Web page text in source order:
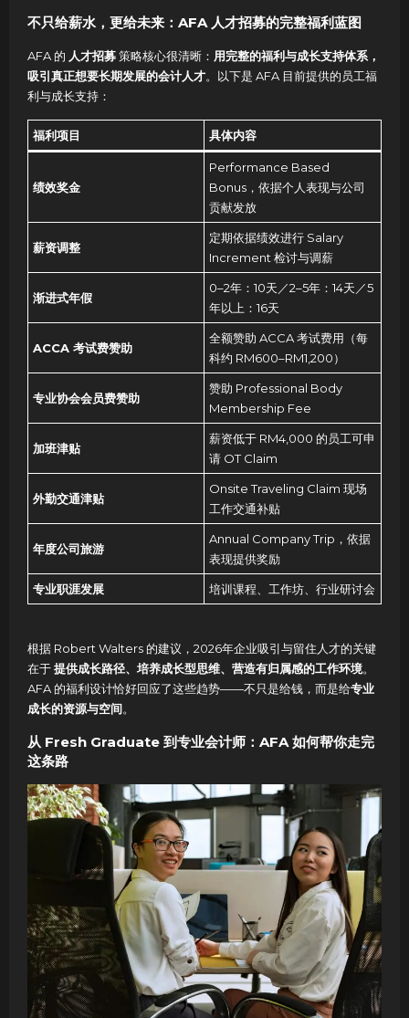
不只给薪水，更给未来：AFA 人才招募的完整福利蓝图
AFA 的 人才招募策略核心很清晰： 用完整的福利与成长支持体系，
吸引真正想要长期发展的会计人才。以下是 AFA 目前提供的员工福
利与成长支持 ：
福利项目 具体内容
绩效奖金
Performance Based
Bonus，依据个人表现与公司
贡献发放
薪资调整
定期依据绩效进行 Salary
Increment 检讨与调薪
渐进式年假
0–2年：10天／2–5年：14天／5
年以上：16天
ACCA 考试费赞助
全额赞助 ACCA 考试费用（每
科约 RM600–RM1,200）
专业协会会员费赞助
赞助 Professional Body
Membership Fee
加班津贴
薪资低于 RM4,000 的员工可申
请 OT Claim
外勤交通津贴
Onsite Traveling Claim 现场
工作交通补贴
年度公司旅游
Annual Company Trip，依据
表现提供奖励
专业职涯发展 培训课程、工作坊、行业研讨会
根据 Robert Walters 的建议，2026年企业吸引与留住人才的关键
在于提供成长路径、培养成长型思维、营造有归属感的工作环境。
AFA 的福利设计恰好回应了这些趋势——不只是给钱，而是给专业
成长的资源与空间。
从 Fresh Graduate 到专业会计师：AFA 如何帮你走完
这条路